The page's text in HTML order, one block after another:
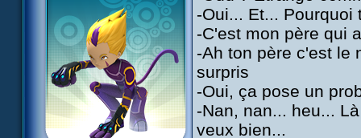
-Oui... Et...
-C'est mon père qui
-Ah ton père c'est le
surpris
-Oui, ça pose un
-Nan, nan... heu...
veux bien...